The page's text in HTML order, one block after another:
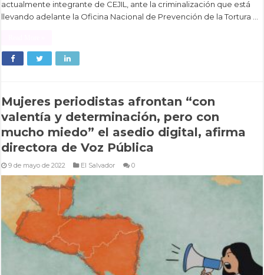
actualmente integrante de CEJIL, ante la criminalización que está
llevando adelante la Oficina Nacional de Prevención de la Tortura …
Mujeres periodistas afrontan “con
valentía y determinación, pero con
mucho miedo” el asedio digital, afirma
directora de Voz Pública
9 de mayo de 2022 El Salvador 0